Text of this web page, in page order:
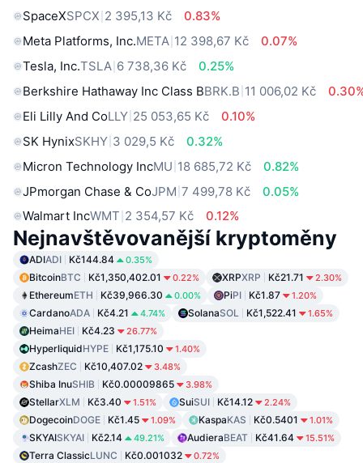
SpaceXSPCX 2 395,13 Kč
0.83%
Meta Platforms, Inc.META 12 398,67 Kč
0.07%
Tesla, Inc.TSLA 6 738,36 Kč
0.25%
Berkshire Hathaway Inc Class BBRK.B 11 006,02 Kč
Eli Lilly And CoLLY 25 053,65 Kč
0.10%
SK HynixSKHY 3 029,5 Kč
0.32%
Micron Technology IncMU 18 685,72 Kč
0.82%
JPmorgan Chase & CoJPM 7 499,78 Kč
0.05%
Walmart IncWMT 2 354,57 Kč 0.12%
Nejnavštěvovanější kryptoměny
ADIADI Kč144.84 0.35%
BitcoinBTC Kč1,350,402.01 0.22% XRPXRP Kč21.71 2.30%
EthereumETH Kč39,966.30 0.00% PiPI Kč1.87 1.20%
CardanoADA Kč4.21 4.74% SolanaSOL Kč1,522.41 1.65%
HeimaHEI Kč4.23 26.77%
HyperliquidHYPE Kč1,175.10 1.40%
ZcashZEC Kč10,407.02 3.48%
Shiba InuSHIB Kč0.00009865 3.98%
StellarXLM Kč3.40 1.51% SuiSUI Kč14.12 2.24%
DogecoinDOGE Kč1.45 1.09% KaspaKAS Kč0.5401 1.01%
SKYAISKYAI Kč2.14 49.21% AudieraBEAT Kč41.64 15.51%
Terra ClassicLUNC Kč0.001032 0.72%